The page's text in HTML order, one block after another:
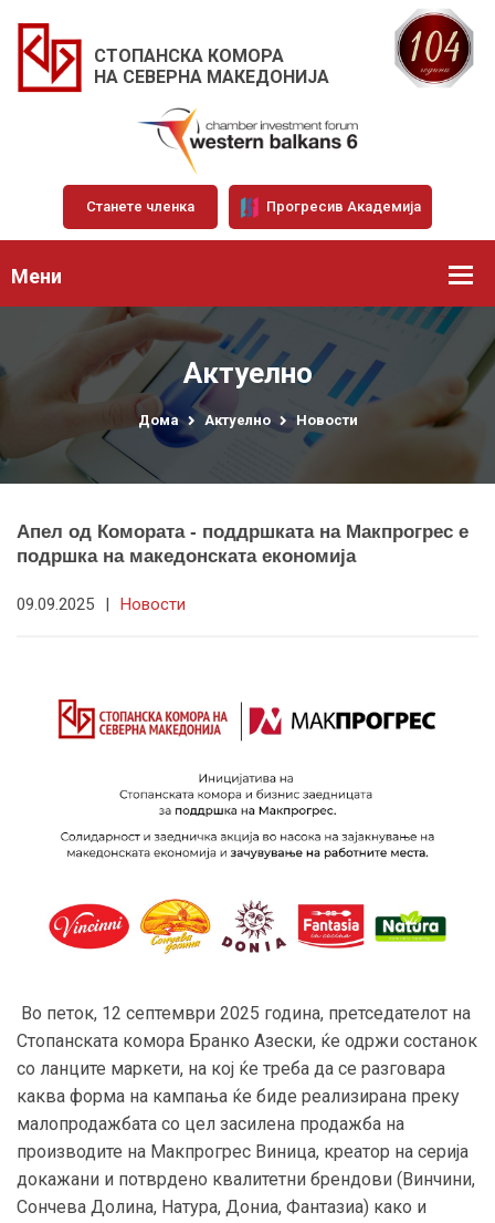
СТОПАНСКА КОМОРА
НА СЕВЕРНА МАКЕДОНИЈА
Станете членка Прогресив Академија
Мени
Актуелно
Дома Актуелно Новости
Апел од Комората - поддршката на Макпрогрес е
подршка на македонската економија
09.09.2025 | Новости
Во петок, 12 септември 2025 година, претседателот на
Стопанската комора Бранко Азески, ќе одржи состанок
со ланците маркети, на кој ќе треба да се разговара
каква форма на кампања ќе биде реализирана преку
малопродажбата со цел засилена продажба на
производите на Макпрогрес Виница, креатор на серија
докажани и потврдено квалитетни брендови (Винчини,
Сончева Долина, Натура, Дониа, Фантазиа) како и